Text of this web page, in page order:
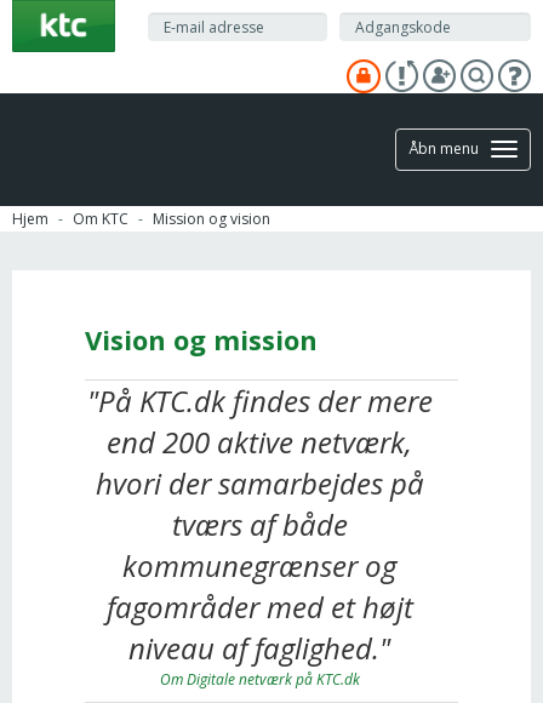
hovedindhold
Åbn menu
Hjem Om KTC Mission og vision
Vision og mission
"På KTC.dk findes der mere
end 200 aktive netværk,
hvori der samarbejdes på
tværs af både
kommunegrænser og
fagområder med et højt
niveau af faglighed."
Om Digitale netværk på KTC.dk